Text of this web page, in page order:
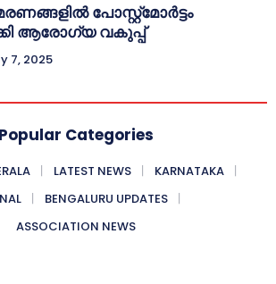
പോസ്റ്റ്മോർട്ടം
ആരോഗ്യ വകുപ്പ്
7, 2025
Popular Categories
LATEST NEWS
KARNATAKA
BENGALURU UPDATES
ASSOCIATION NEWS